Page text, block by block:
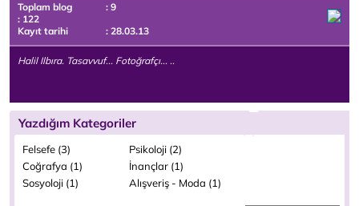
Toplam blog
: 9
: 122
Kayıt tarihi
: 28.03.13
Halil Ilbıra. Tasavvuf... Fotoğrafçı... ..
Yazdığım Kategoriler
Felsefe (3)
Psikoloji (2)
Coğrafya (1)
İnançlar (1)
Sosyoloji (1)
Alışveriş - Moda (1)